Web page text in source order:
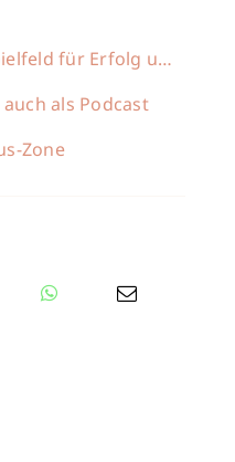
für Erfolg und Freude
als Podcast
Zone